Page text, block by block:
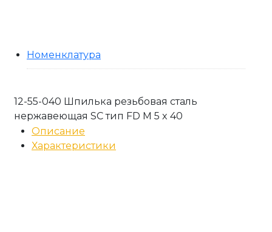
Номенклатура
12-55-040 Шпилька резьбовая сталь
нержавеющая SC тип FD M 5 x 40
Описание
Характеристики